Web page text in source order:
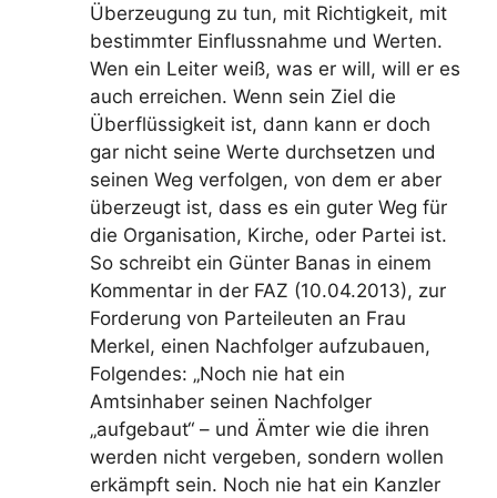
Überzeugung zu tun, mit Richtigkeit, mit
bestimmter Einflussnahme und Werten.
Wen ein Leiter weiß, was er will, will er es
auch erreichen. Wenn sein Ziel die
Überflüssigkeit ist, dann kann er doch
gar nicht seine Werte durchsetzen und
seinen Weg verfolgen, von dem er aber
überzeugt ist, dass es ein guter Weg für
die Organisation, Kirche, oder Partei ist.
So schreibt ein Günter Banas in einem
Kommentar in der FAZ (10.04.2013), zur
Forderung von Parteileuten an Frau
Merkel, einen Nachfolger aufzubauen,
Folgendes: „Noch nie hat ein
Amtsinhaber seinen Nachfolger
„aufgebaut“ – und Ämter wie die ihren
werden nicht vergeben, sondern wollen
erkämpft sein. Noch nie hat ein Kanzler